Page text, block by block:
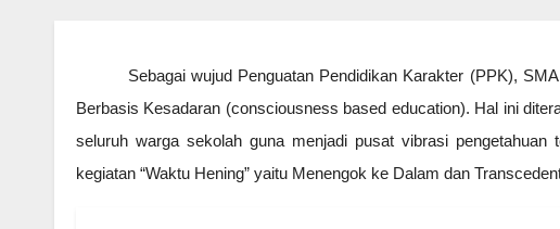
Sebagai wujud Penguatan Pendidikan Karakter (PPK),
Berbasis Kesadaran (consciousness based education). Hal ini
seluruh warga sekolah guna menjadi pusat vibrasi
kegiatan “Waktu Hening” yaitu Menengok ke Dalam dan